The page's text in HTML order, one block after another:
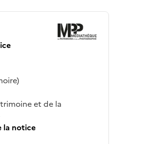
et de la
la notice